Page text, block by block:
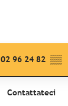
02 96 24 82 ▒▒
Contattateci